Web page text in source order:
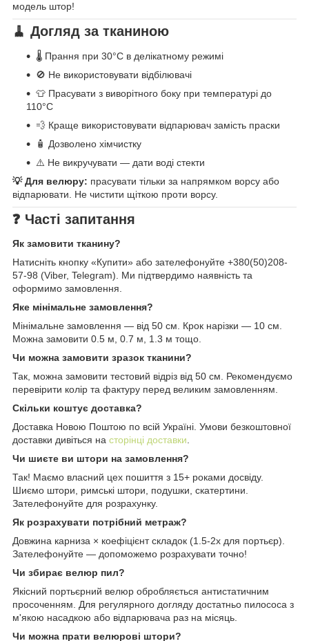
модель штор!
🧹 Догляд за тканиною
🌡️ Прання при 30°C в делікатному режимі
🚫 Не використовувати відбілювачі
👕 Прасувати з виворітного боку при температурі до
110°C
💨 Краще використовувати відпарювач замість праски
🧴 Дозволено хімчистку
⚠️ Не викручувати — дати воді стекти
💡 Для велюру: прасувати тільки за напрямком ворсу або
відпарювати. Не чистити щіткою проти ворсу.
❓ Часті запитання
Як замовити тканину?
Натисніть кнопку «Купити» або зателефонуйте +380(50)208-
57-98 (Viber, Telegram). Ми підтвердимо наявність та
оформимо замовлення.
Яке мінімальне замовлення?
Мінімальне замовлення — від 50 см. Крок нарізки — 10 см.
Можна замовити 0.5 м, 0.7 м, 1.3 м тощо.
Чи можна замовити зразок тканини?
Так, можна замовити тестовий відріз від 50 см. Рекомендуємо
перевірити колір та фактуру перед великим замовленням.
Скільки коштує доставка?
Доставка Новою Поштою по всій Україні. Умови безкоштовної
доставки дивіться на сторінці доставки.
Чи шиєте ви штори на замовлення?
Так! Маємо власний цех пошиття з 15+ роками досвіду.
Шиємо штори, римські штори, подушки, скатертини.
Зателефонуйте для розрахунку.
Як розрахувати потрібний метраж?
Довжина карниза × коефіцієнт складок (1.5-2x для портьєр).
Зателефонуйте — допоможемо розрахувати точно!
Чи збирає велюр пил?
Якісний портьєрний велюр обробляється антистатичним
просоченням. Для регулярного догляду достатньо пилососа з
м'якою насадкою або відпарювача раз на місяць.
Чи можна прати велюрові штори?